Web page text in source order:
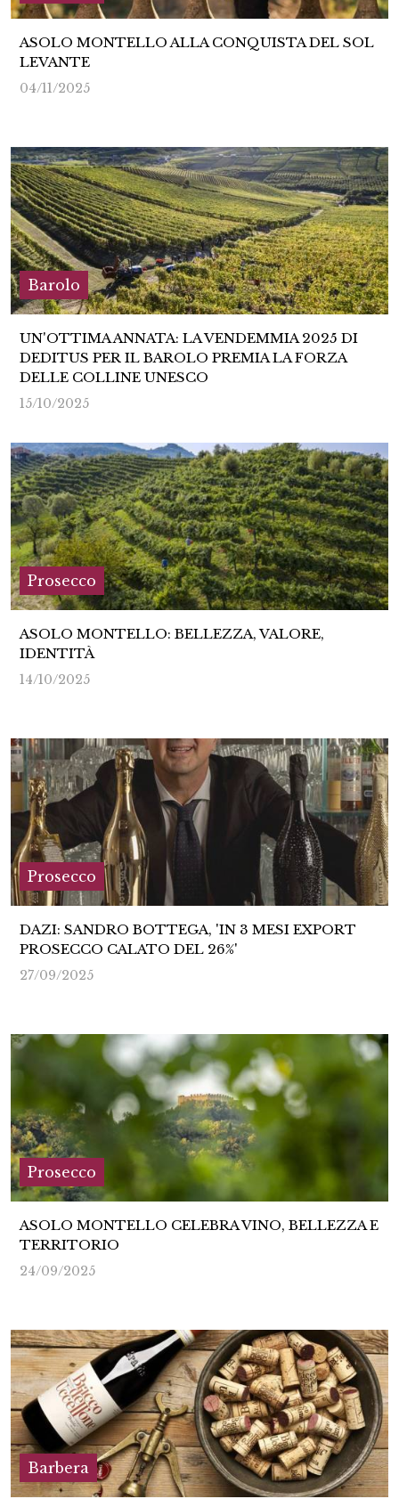
ASOLO MONTELLO ALLA CONQUISTA DEL SOL
LEVANTE
04/11/2025
Barolo
UN'OTTIMA ANNATA: LA VENDEMMIA 2025 DI
DEDITUS PER IL BAROLO PREMIA LA FORZA
DELLE COLLINE UNESCO
15/10/2025
Prosecco
ASOLO MONTELLO: BELLEZZA, VALORE,
IDENTITÀ
14/10/2025
Prosecco
DAZI: SANDRO BOTTEGA, 'IN 3 MESI EXPORT
PROSECCO CALATO DEL 26%'
27/09/2025
Prosecco
ASOLO MONTELLO CELEBRA VINO, BELLEZZA E
TERRITORIO
24/09/2025
Barbera